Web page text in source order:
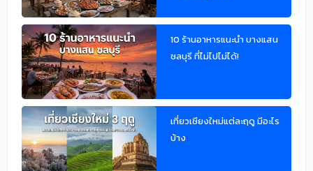
10 ร้านอาหารแนะนำ บางแสน
ชลบุรี ที่ไม่ไปไม่ได้!
เที่ยวเชียงใหม่แต่ละฤดู มีอะไร
บ้าง